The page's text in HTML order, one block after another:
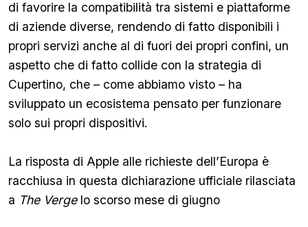
di favorire la compatibilità tra sistemi e piattaforme
di aziende diverse, rendendo di fatto disponibili i
propri servizi anche al di fuori dei propri confini, un
aspetto che di fatto collide con la strategia di
Cupertino, che – come abbiamo visto – ha
sviluppato un ecosistema pensato per funzionare
solo sui propri dispositivi.
La risposta di Apple alle richieste dell’Europa è
racchiusa in questa dichiarazione ufficiale rilasciata
a The Vergelo scorso mese di giugno